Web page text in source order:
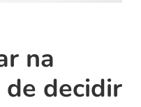
na
decidir